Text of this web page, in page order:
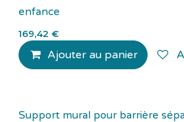
enfance
169,42 €
Ajouter au panier
Support mural pour barrière